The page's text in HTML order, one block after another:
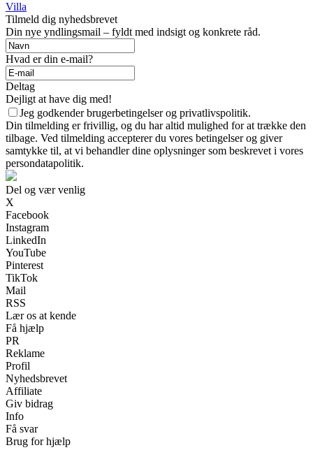
Villa
Tilmeld dig nyhedsbrevet
Din nye yndlingsmail – fyldt med indsigt og konkrete råd.
Hvad er din e-mail?
Deltag
Dejligt at have dig med!
Jeg godkender brugerbetingelser og privatlivspolitik.
Din tilmelding er frivillig, og du har altid mulighed for at trække den
tilbage. Ved tilmelding accepterer du vores betingelser og giver
samtykke til, at vi behandler dine oplysninger som beskrevet i vores
persondatapolitik.
Del og vær venlig
X
Facebook
Instagram
LinkedIn
YouTube
Pinterest
TikTok
Mail
RSS
Lær os at kende
Få hjælp
PR
Reklame
Profil
Nyhedsbrevet
Affiliate
Giv bidrag
Info
Få svar
Brug for hjælp